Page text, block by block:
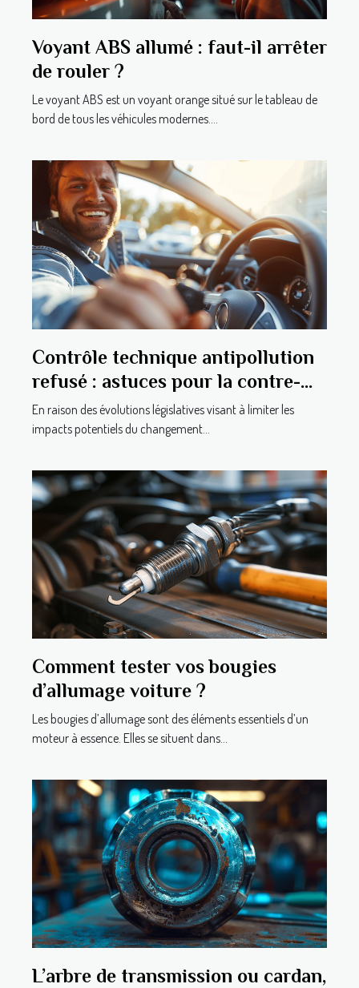
Voyant ABS allumé : faut-il arrêter
de rouler ?
Le voyant ABS est un voyant orange situé sur le tableau de
bord de tous les véhicules modernes....
Contrôle technique antipollution
refusé : astuces pour la contre-
visite
En raison des évolutions législatives visant à limiter les
impacts potentiels du changement...
Comment tester vos bougies
d’allumage voiture ?
Les bougies d’allumage sont des éléments essentiels d’un
moteur à essence. Elles se situent dans...
L’arbre de transmission ou cardan,